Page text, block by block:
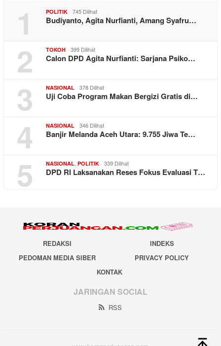
1 POLITIK 745 Dilihat
Budiyanto, Agita Nurfianti, Amang Syafru…
2 TOKOH 399 Dilihat
Calon DPD Agita Nurfianti: Sarjana Psiko…
3 NASIONAL 378 Dilihat
Uji Coba Program Makan Bergizi Gratis di…
4 NASIONAL 346 Dilihat
Banjir Melanda Aceh Utara: 9.755 Jiwa Te…
5 NASIONAL POLITIK 339 Dilihat
DPD RI Laksanakan Reses Fokus Evaluasi T…
REDAKSI
INDEKS
PEDOMAN MEDIA SIBER
PRIVACY POLICY
KONTAK
JARINGAN SOCIAL
RSS